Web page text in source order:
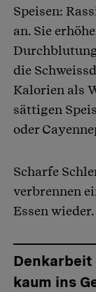
Speisen:
an. Sie
die
Kalorien als
sättigen
oder
Scharfe
verbrennen
Essen wieder.
kaum ins